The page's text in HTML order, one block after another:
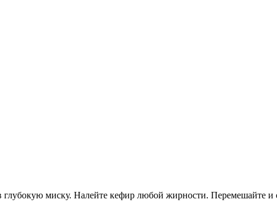
миску. Налейте кефир любой жирности. Перемешайте и